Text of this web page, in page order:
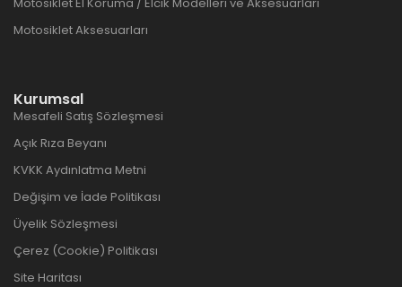
Motosiklet Aksesuarları
Kurumsal
Mesafeli Satış Sözleşmesi
Açık Rıza Beyanı
KVKK Aydınlatma Metni
Değişim ve İade Politikası
Üyelik Sözleşmesi
Çerez (Cookie) Politikası
Site Haritası